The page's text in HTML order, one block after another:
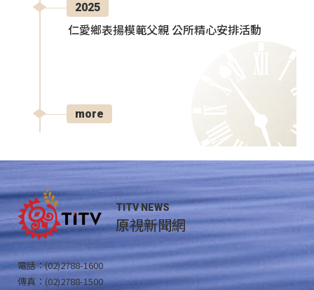
2025
仁愛鄉表揚模範父親 公所精心安排活動
more
TITV NEWS
原視新聞網
電話：(02)2788-1600
傳真：(02)2788-1500